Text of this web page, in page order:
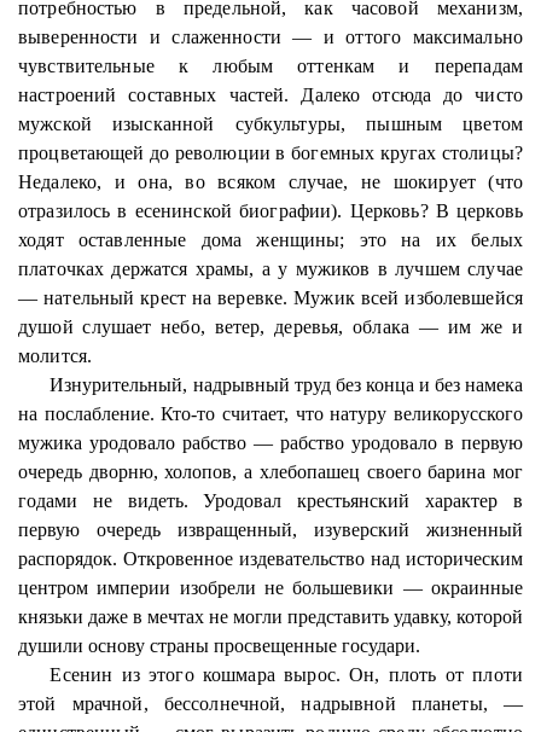
потребностью в предельной, как часовой механизм,
выверенности и слаженности — и оттого максимально
чувствительные к любым оттенкам и перепадам
настроений составных частей. Далеко отсюда до чисто
мужской изысканной субкультуры, пышным цветом
процветающей до революции в богемных кругах столицы?
Недалеко, и она, во всяком случае, не шокирует (что
отразилось в есенинской биографии). Церковь? В церковь
ходят оставленные дома женщины; это на их белых
платочках держатся храмы, а у мужиков в лучшем случае
— нательный крест на веревке. Мужик всей изболевшейся
душой слушает небо, ветер, деревья, облака — им же и
молится.
Изнурительный, надрывный труд без конца и без намека
на послабление. Кто-то считает, что натуру великорусского
мужика уродовало рабство — рабство уродовало в первую
очередь дворню, холопов, а хлебопашец своего барина мог
годами не видеть. Уродовал крестьянский характер в
первую очередь извращенный, изуверский жизненный
распорядок. Откровенное издевательство над историческим
центром империи изобрели не большевики — окраинные
князьки даже в мечтах не могли представить удавку, которой
душили основу страны просвещенные государи.
Есенин из этого кошмара вырос. Он, плоть от плоти
этой мрачной, бессолнечной, надрывной планеты, —